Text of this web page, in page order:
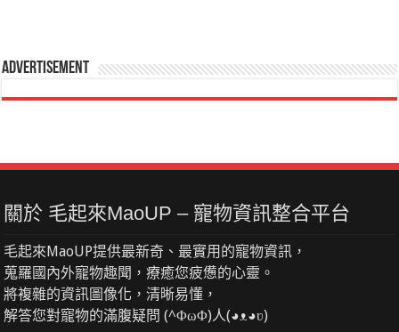
Advertisement
關於 毛起來MaoUP – 寵物資訊整合平台
毛起來MaoUP提供最新奇、最實用的寵物資訊，
蒐羅國內外寵物趣聞，療癒您疲憊的心靈。
將複雜的資訊圖像化，清晰易懂，
解答您對寵物的滿腹疑問 (^ΦωΦ)人(◕ᴥ◕ʋ)